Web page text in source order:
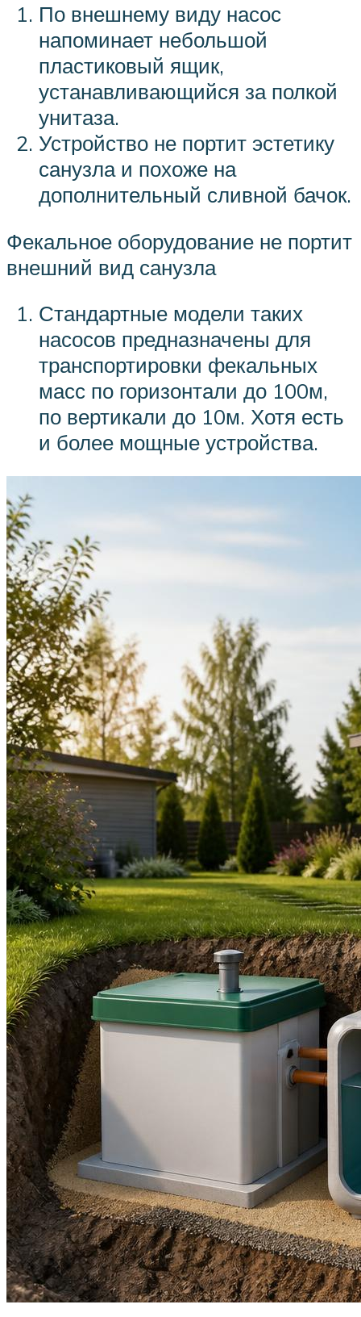
По внешнему виду насос
напоминает небольшой
пластиковый ящик,
устанавливающийся за полкой
унитаза.
Устройство не портит эстетику
санузла и похоже на
дополнительный сливной бачок.
Фекальное оборудование не портит
внешний вид санузла
Стандартные модели таких
насосов предназначены для
транспортировки фекальных
масс по горизонтали до 100м,
по вертикали до 10м. Хотя есть
и более мощные устройства.